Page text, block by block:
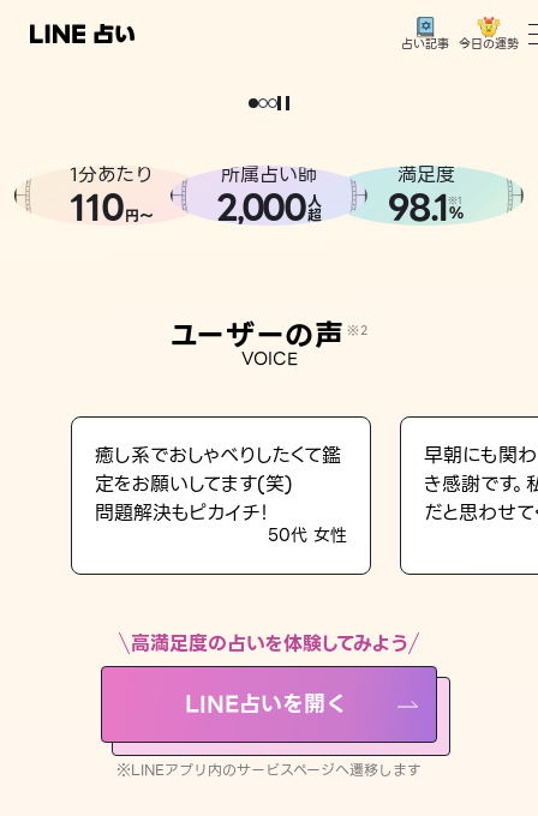
占い記事 今日の運勢
相談事例
占い記事
LINE占いを開く
※LINEアプリ内のサービスページへ遷移します
どうせなら
。
1分あたり
110円〜
所属占い師
2,000人
超
満足度
98.1※1
%
ユーザーの声 ※2
VOICE
癒し系でおしゃべりしたくて鑑
定をお願いしてます(笑)
問題解決もピカイチ！
50代 女性
早朝にも関
き感謝です
だと思わせて
高満足度の占いを体験してみよう
LINE占いを開く
※LINEアプリ内のサービスページへ遷移します